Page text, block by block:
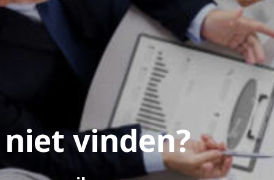
vinden?